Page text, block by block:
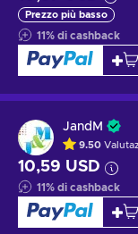
Prezzo più basso
11% di cashback
JandM
9.50
10,59 USD
11% di cashback